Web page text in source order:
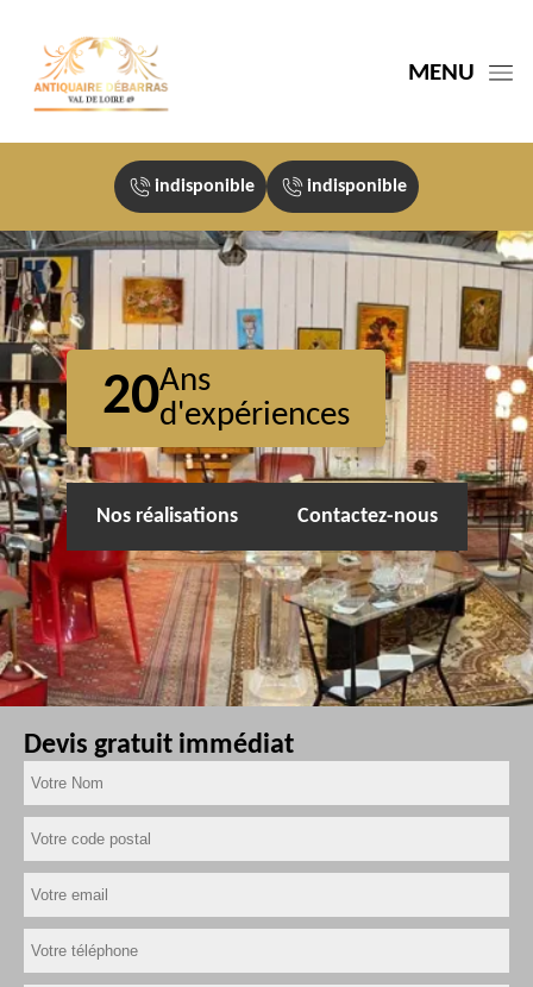
MENU
indisponible indisponible
20Ans
d'expériences
Nos réalisations Contactez-nous
Devis gratuit immédiat